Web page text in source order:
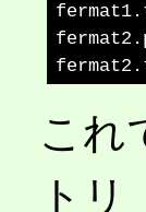
これ
ト